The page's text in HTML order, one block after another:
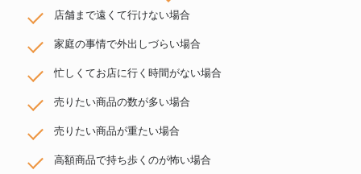
店舗まで遠くて行けない場合
家庭の事情で外出しづらい場合
忙しくてお店に行く時間がない場合
売りたい商品の数が多い場合
売りたい商品が重たい場合
高額商品で持ち歩くのが怖い場合